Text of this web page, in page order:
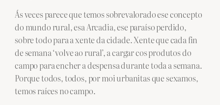
Ás veces parece que temos sobrevalorado ese concepto
do mundo rural, esa Arcadia, ese paraíso perdido,
sobre todo para a xente da cidade. Xente que cada fin
de semana ‘volve ao rural’, a cargar cos produtos do
campo para encher a despensa durante toda a semana.
Porque todos, todos, por moi urbanitas que sexamos,
temos raíces no campo.